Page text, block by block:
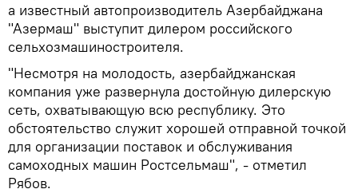
а известный автопроизводитель Азербайджана
"Азермаш" выступит дилером российского
сельхозмашиностроителя.
"Несмотря на молодость, азербайджанская
компания уже развернула достойную дилерскую
сеть, охватывающую всю республику. Это
обстоятельство служит хорошей отправной точкой
для организации поставок и обслуживания
самоходных машин Ростсельмаш", - отметил
Рябов.